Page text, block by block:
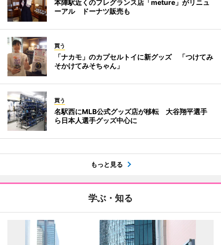
本陣駅近くのフレグランス店「meture」がリニュ
ーアル ドーナツ販売も
買う
「ナカモ」のカプセルトイに新グッズ 「つけてみ
そかけてみそちゃん」
買う
名駅西にMLB公式グッズ店が移転 大谷翔平選手
ら日本人選手グッズ中心に
もっと見る
学ぶ・知る